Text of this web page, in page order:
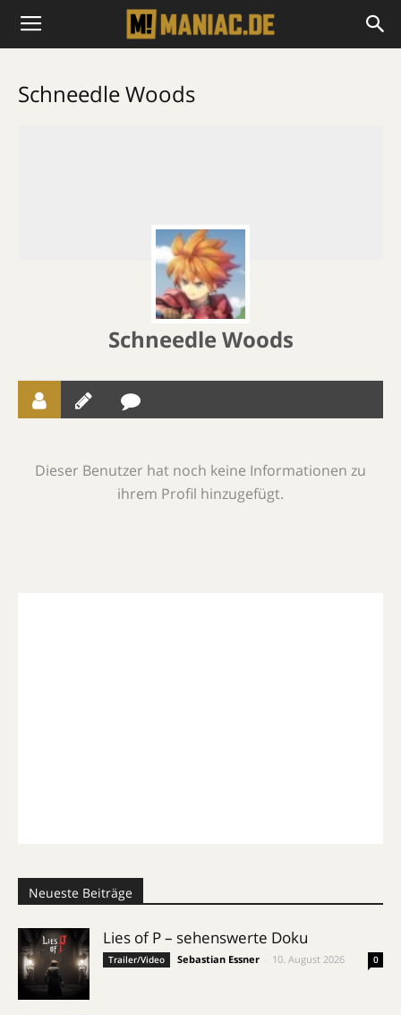
Schneedle Woods
Schneedle Woods
Dieser Benutzer hat noch keine Informationen zu
ihrem Profil hinzugefügt.
Neueste Beiträge
Lies of P – sehenswerte Doku
Trailer/Video Sebastian Essner 10. August 2026 0